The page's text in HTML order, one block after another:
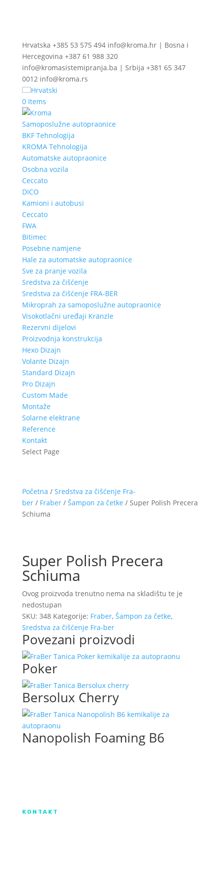
Hrvatska +385 53 575 494 info@kroma.hr | Bosna i
Hercegovina +387 61 988 320
info@kromasistemipranja.ba | Srbija +381 65 347
0012 info@kroma.rs
Hrvatski
0 Items
Samoposlužne autopraonice
BKF Tehnologija
KROMA Tehnologija
Automatske autopraonice
Osobna vozila
Ceccato
DICO
Kamioni i autobusi
Ceccato
FWA
Bitimec
Posebne namjene
Hale za automatske autopraonice
Sve za pranje vozila
Sredstva za čišćenje
Sredstva za čišćenje FRA-BER
Mikroprah za samoposlužne autopraonice
Visokotlačni uređaji Kränzle
Rezervni dijelovi
Proizvodnja konstrukcija
Hexo Dizajn
Volante Dizajn
Standard Dizajn
Pro Dizajn
Custom Made
Montaže
Solarne elektrane
Reference
Kontakt
Select Page
Početna / Sredstva za čišćenje Fra-
ber/ Fraber/ Šampon za četke / Super Polish Precera
Schiuma
Super Polish Precera
Schiuma
Ovog proizvoda trenutno nema na skladištu te je
nedostupan
SKU: 348 Kategorije: Fraber, Šampon za četke,
Sredstva za čišćenje Fra-ber
Povezani proizvodi
Poker
Bersolux Cherry
Nanopolish Foaming B6
KONTAKT